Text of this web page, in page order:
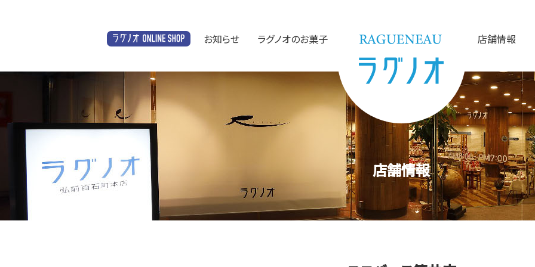
オンラインショップ
お知らせ ラグノオのお菓子 店舗情報
店舗情報